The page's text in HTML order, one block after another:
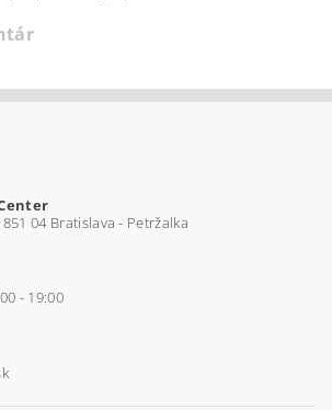
04 Bratislava - Petržalka
- 19:00